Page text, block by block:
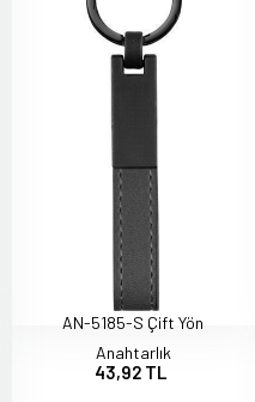
AN-5185-S Çift Yön
Anahtarlık
43,92 TL